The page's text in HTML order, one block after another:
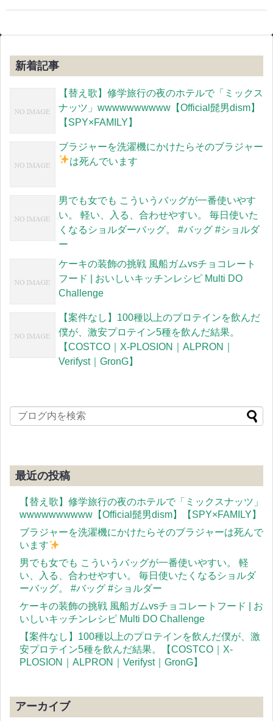
新着記事
【替え歌】修学旅行の夜のホテルで「ミックス
ナッツ」wwwwwwwwww【Official髭男dism】
【SPY×FAMILY】
ブラジャーを洗濯機にかけたらそのブラジャー
は死んでいます
男でも女でも こういうバッグが一番使いやす
い。 軽い、入る、合わせやすい。 毎日使いた
くなるショルダーバッグ。 #バッグ #ショルダ
ー
ケーキの装飾の挑戦 風船ガムvsチョコレート
フード | おいしいキッチンレシピ Multi DO
Challenge
【案件なし】100種以上のプロテインを飲んだ
僕が、激安プロテイン5種を飲んだ結果。
【COSTCO｜X-PLOSION｜ALPRON｜
Verifyst｜GronG】
最近の投稿
【替え歌】修学旅行の夜のホテルで「ミックスナッツ」
wwwwwwwwww【Official髭男dism】【SPY×FAMILY】
ブラジャーを洗濯機にかけたらそのブラジャーは死んで
います
男でも女でも こういうバッグが一番使いやすい。 軽
い、入る、合わせやすい。 毎日使いたくなるショルダ
ーバッグ。 #バッグ #ショルダー
ケーキの装飾の挑戦 風船ガムvsチョコレートフード | お
いしいキッチンレシピ Multi DO Challenge
【案件なし】100種以上のプロテインを飲んだ僕が、激
安プロテイン5種を飲んだ結果。【COSTCO｜X-
PLOSION｜ALPRON｜Verifyst｜GronG】
アーカイブ